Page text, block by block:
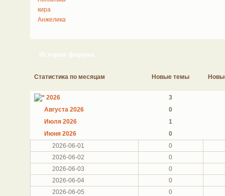
кира
Анжелика
История форума
Статистика по месяцам Новые темы
2026
3
Августа 2026
0
Июля 2026
1
Июня 2026
0
2026-06-01
0
2026-06-02
0
2026-06-03
0
2026-06-04
0
2026-06-05
0